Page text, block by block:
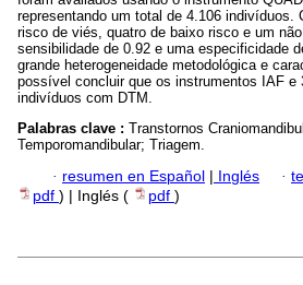
representando um total de 4.106
risco de viés, quatro de baixo risco e um
sensibilidade de 0.92 e uma especificidade
grande heterogeneidade metodológica e
possível concluir que os instrumentos IAF e
indivíduos com DTM.
Palabras clave : Transtornos
Temporomandibular; Triagem.
· resumen en Español | Inglés ·
pdf ) | Inglés ( pdf )